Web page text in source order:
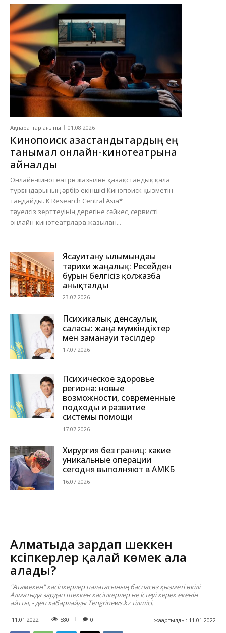
Ақпараттар ағыны 01.08.2026
Кинопоиск қазақстандықтардың ең
танымал онлайн-кинотеатрына
айналды
Онлайн-кинотеатрға жазылған қазақстандық қала
тұрғындарының әрбір екіншісі Кинопоиск қызметін
таңдайды. K Research Central Asia*
тәуелсіз зерттеуінің дерегіне сәйкес, сервисті
онлайн-кинотеатрларға жазылған...
Ясауитану ғылымындағы
тарихи жаңалық: Ресейден
бұрын белгісіз қолжазба
анықталды
23.07.2026
Психикалық денсаулық
саласы: жаңа мүмкіндіктер
мен заманауи тәсілдер
17.07.2026
Психическое здоровье
региона: новые
возможности, современные
подходы и развитие
системы помощи
17.07.2026
Хирургия без границ: какие
уникальные операции
сегодня выполняют в АМКБ
16.07.2026